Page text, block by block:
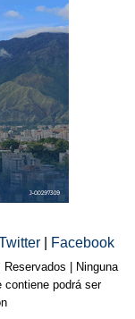
Facebook
| Ninguna
contiene podrá ser